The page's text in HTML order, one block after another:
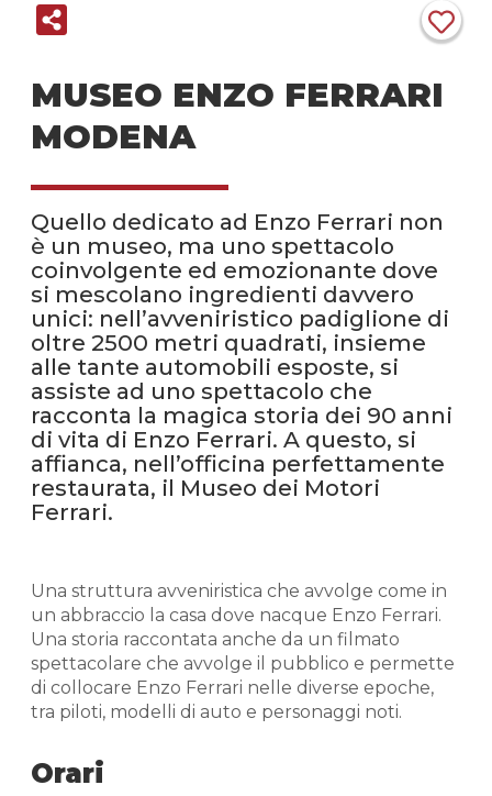
MUSEO ENZO FERRARI
MODENA
Quello dedicato ad Enzo Ferrari non
è un museo, ma uno spettacolo
coinvolgente ed emozionante dove
si mescolano ingredienti davvero
unici: nell’avveniristico padiglione di
oltre 2500 metri quadrati, insieme
alle tante automobili esposte, si
assiste ad uno spettacolo che
racconta la magica storia dei 90 anni
di vita di Enzo Ferrari. A questo, si
affianca, nell’officina perfettamente
restaurata, il Museo dei Motori
Ferrari.
Una struttura avveniristica che avvolge come in
un abbraccio la casa dove nacque Enzo Ferrari.
Una storia raccontata anche da un filmato
spettacolare che avvolge il pubblico e permette
di collocare Enzo Ferrari nelle diverse epoche,
tra piloti, modelli di auto e personaggi noti.
Orari